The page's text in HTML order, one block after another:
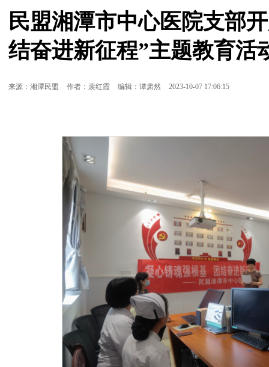
人简介
历届
省委委员
历
届人大代表
省文史研究
馆馆员
传统教育基
地 统战理论
研究
征文选
民盟湘潭市中心医院支部
结奋进新征程”主题教育活
来源：湘潭民盟 作者：裴红霞 编辑：谭肃然 2023-10-07 17:06:15